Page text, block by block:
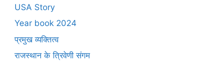
USA Story
Year book 2024
प्रमुख व्यक्तित्व
राजस्थान के त्रिवेणी संगम